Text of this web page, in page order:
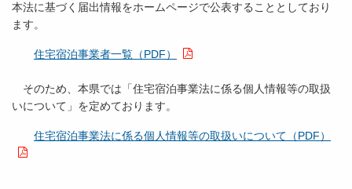
本法に基づく届出情報をホームページで公表することとしており
ます。
住宅宿泊事業者一覧（PDF）
そのため、本県では「住宅宿泊事業法に係る個人情報等の取扱
いについて」を定めております。
住宅宿泊事業法に係る個人情報等の取扱いについて（PDF）